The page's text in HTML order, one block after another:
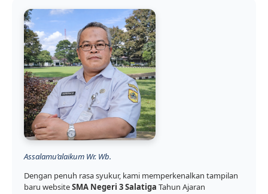
Assalamu’alaikum Wr. Wb.
Dengan penuh rasa syukur, kami memperkenalkan tampilan
baru websiteSMA Negeri 3 Salatiga Tahun Ajaran